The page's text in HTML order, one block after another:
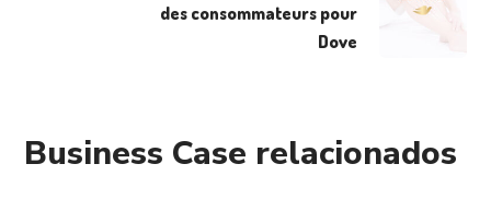
des consommateurs pour
Dove